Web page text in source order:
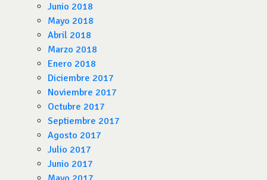
Junio 2018
Mayo 2018
Abril 2018
Marzo 2018
Enero 2018
Diciembre 2017
Noviembre 2017
Octubre 2017
Septiembre 2017
Agosto 2017
Julio 2017
Junio 2017